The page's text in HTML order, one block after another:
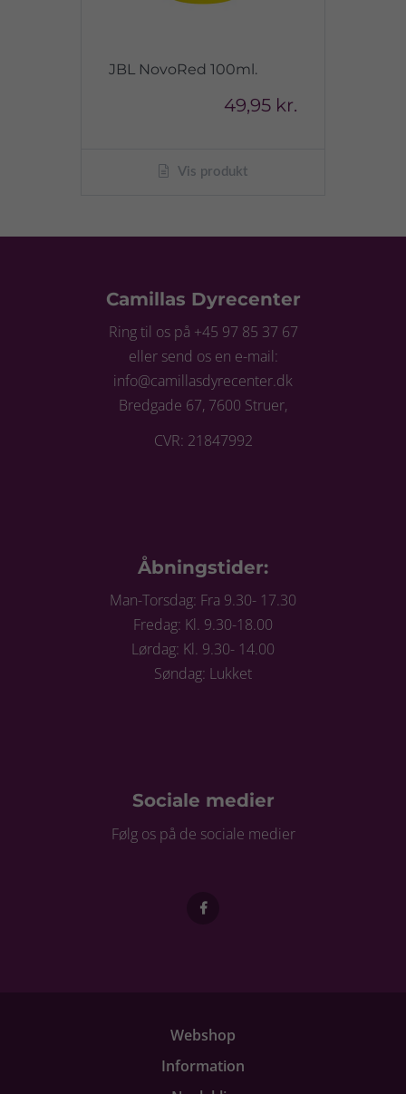
JBL NovoRed 100ml.
49,95 kr.
Vis produkt
Camillas Dyrecenter
Ring til os på +45 97 85 37 67
eller send os en e-mail:
info@camillasdyrecenter.dk
Bredgade 67, 7600 Struer,
CVR: 21847992
Åbningstider:
Man-Torsdag: Fra 9.30- 17.30
Fredag: Kl. 9.30-18.00
Lørdag: Kl. 9.30- 14.00
Søndag: Lukket
Sociale medier
Følg os på de sociale medier
Webshop
Information